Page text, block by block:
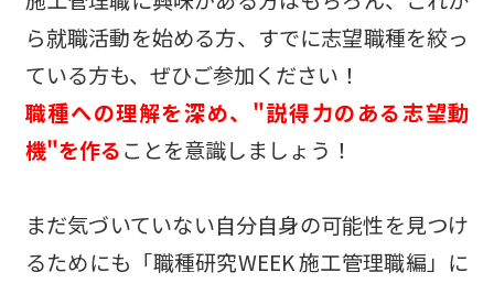
ら就職活動を始める方、すでに志望職種を絞っ
ている方も、ぜひご参加ください！
職種への理解を深め、"説得力のある志望動
機"を作ることを意識しましょう！
まだ気づいていない自分自身の可能性を見つけ
るためにも「職種研究WEEK 施工管理職編」に